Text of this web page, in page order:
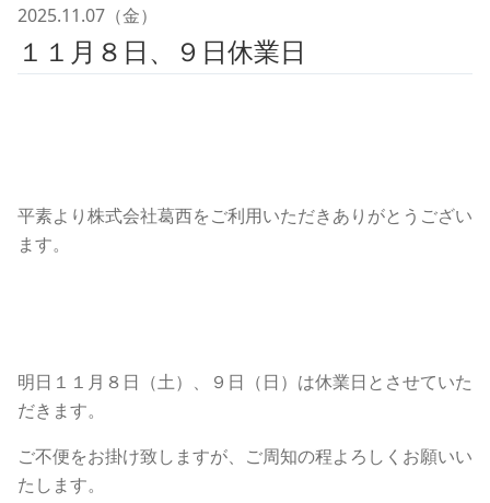
2025.11.07（金）
１１月８日、９日休業日
平素より株式会社葛西をご利用いただきありがとうござい
ます。
明日１１月８日（土）、９日（日）は休業日とさせていた
だきます。
ご不便をお掛け致しますが、ご周知の程よろしくお願いい
たします。